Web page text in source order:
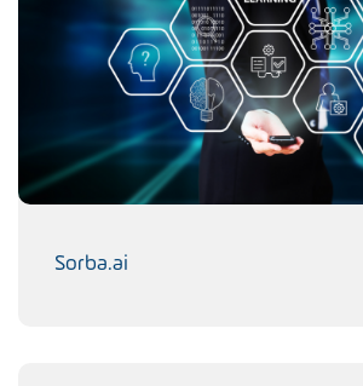
Sorba.ai